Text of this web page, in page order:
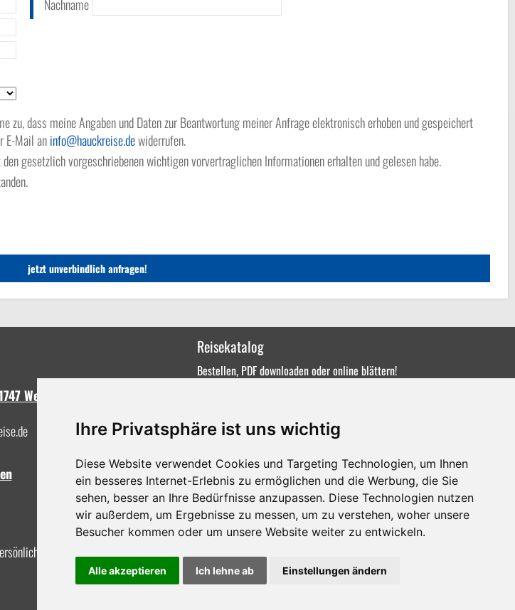
Ihre Privatsphäre ist uns wichtig
Diese Website verwendet Cookies und Targeting Technologien, um Ihnen
ein besseres Internet-Erlebnis zu ermöglichen und die Werbung, die Sie
sehen, besser an Ihre Bedürfnisse anzupassen. Diese Technologien nutzen
wir außerdem, um Ergebnisse zu messen, um zu verstehen, woher unsere
Besucher kommen oder um unsere Website weiter zu entwickeln.
Alle akzeptieren Ich lehne ab Einstellungen ändern
Nachname
zu, dass meine Angaben und Daten zur Beantwortung meiner Anfrage elektronisch erhoben und gespeichert
E-Mail aninfo hauckreise.dewiderrufen.
gesetzlich vorgeschriebenen wichtigen vorvertraglichen Informationen erhalten und gelesen habe.
Westheim
Besuch oder Anruf.
Reisekatalog
Bestellen, PDF downloaden oder online blättern!